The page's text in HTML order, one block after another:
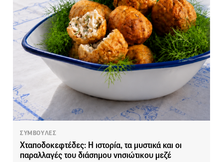
ΣΥΜΒΟΥΛΕΣ
Χταποδοκεφτέδες: Η ιστορία, τα μυστικά και οι
παραλλαγές του διάσημου νησιώτικου μεζέ